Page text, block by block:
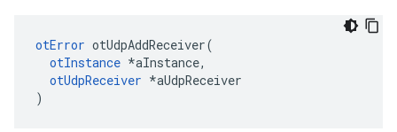
otError otUdpAddReceiver(
otInstance *aInstance,
otUdpReceiver *aUdpReceiver
)